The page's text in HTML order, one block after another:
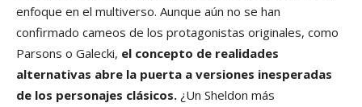
enfoque en el multiverso. Aunque aún no se han
confirmado cameos de los protagonistas originales, como
Parsons o Galecki, el concepto de realidades
alternativas abre la puerta a versiones inesperadas
de los personajes clásicos. ¿Un Sheldon más